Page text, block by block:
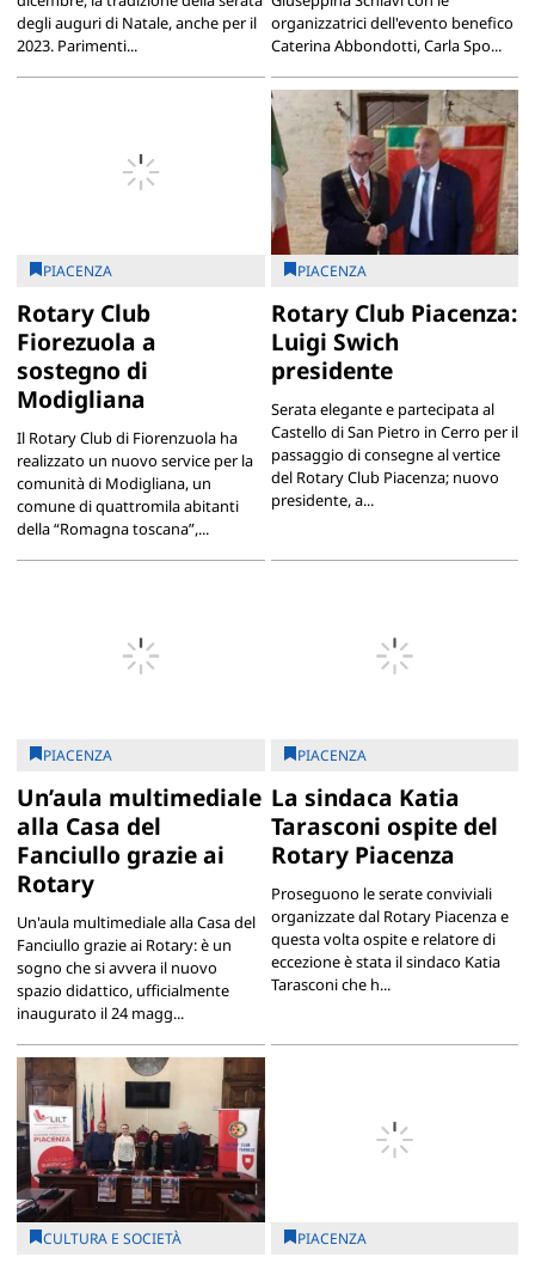
degli auguri di Natale, anche per il
2023. Parimenti...
organizzatrici dell'evento benefico
Caterina Abbondotti, Carla Spo...
PIACENZA
Rotary Club
Fiorezuola a
sostegno di
Modigliana
Il Rotary Club di Fiorenzuola ha
realizzato un nuovo service per la
comunità di Modigliana, un
comune di quattromila abitanti
della “Romagna toscana”,...
PIACENZA
Rotary Club Piacenza:
Luigi Swich
presidente
Serata elegante e partecipata al
Castello di San Pietro in Cerro per il
passaggio di consegne al vertice
del Rotary Club Piacenza; nuovo
presidente, a...
PIACENZA
Un’aula multimediale
alla Casa del
Fanciullo grazie ai
Rotary
Un'aula multimediale alla Casa del
Fanciullo grazie ai Rotary: è un
sogno che si avvera il nuovo
spazio didattico, ufficialmente
inaugurato il 24 magg...
PIACENZA
La sindaca Katia
Tarasconi ospite del
Rotary Piacenza
Proseguono le serate conviviali
organizzate dal Rotary Piacenza e
questa volta ospite e relatore di
eccezione è stata il sindaco Katia
Tarasconi che h...
CULTURA E SOCIETÀ PIACENZA